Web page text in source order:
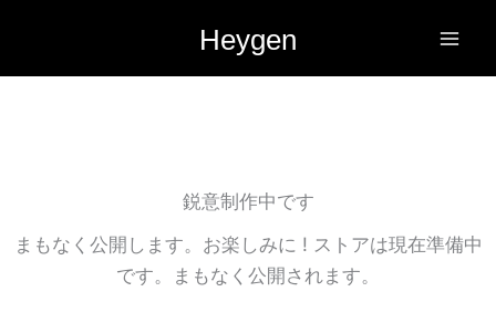
を
Heygen
鋭意制作中です
まもなく公開します。お楽しみに ! ストアは現在準備中
です。まもなく公開されます。